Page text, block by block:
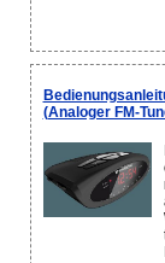
(Analoger FM-